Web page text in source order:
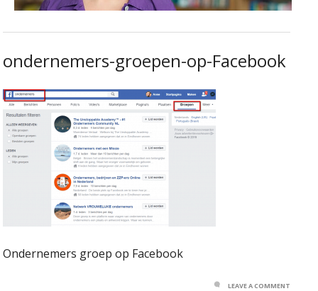
ondernemers-groepen-op-Facebook
Ondernemers groep op Facebook
LEAVE A COMMENT